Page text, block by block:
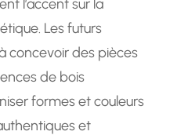
l’accent sur la
Les futurs
concevoir des pièces
de bois
formes et couleurs
et